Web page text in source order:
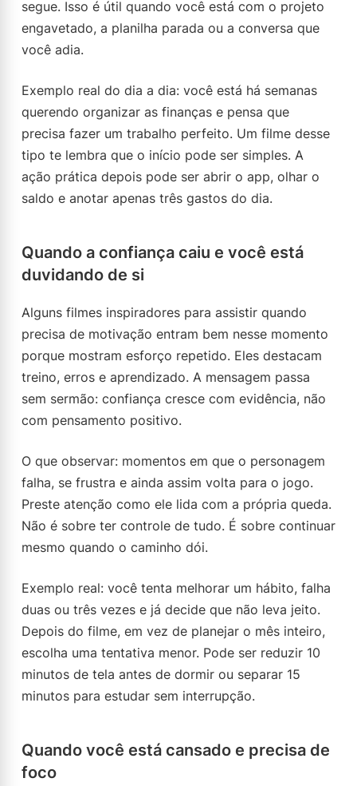
segue. Isso é útil quando você está com o projeto
engavetado, a planilha parada ou a conversa que
você adia.
Exemplo real do dia a dia: você está há semanas
querendo organizar as finanças e pensa que
precisa fazer um trabalho perfeito. Um filme desse
tipo te lembra que o início pode ser simples. A
ação prática depois pode ser abrir o app, olhar o
saldo e anotar apenas três gastos do dia.
Quando a confiança caiu e você está
duvidando de si
Alguns filmes inspiradores para assistir quando
precisa de motivação entram bem nesse momento
porque mostram esforço repetido. Eles destacam
treino, erros e aprendizado. A mensagem passa
sem sermão: confiança cresce com evidência, não
com pensamento positivo.
O que observar: momentos em que o personagem
falha, se frustra e ainda assim volta para o jogo.
Preste atenção como ele lida com a própria queda.
Não é sobre ter controle de tudo. É sobre continuar
mesmo quando o caminho dói.
Exemplo real: você tenta melhorar um hábito, falha
duas ou três vezes e já decide que não leva jeito.
Depois do filme, em vez de planejar o mês inteiro,
escolha uma tentativa menor. Pode ser reduzir 10
minutos de tela antes de dormir ou separar 15
minutos para estudar sem interrupção.
Quando você está cansado e precisa de
foco